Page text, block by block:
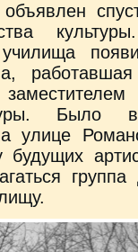
училища
Было
улице
будущих